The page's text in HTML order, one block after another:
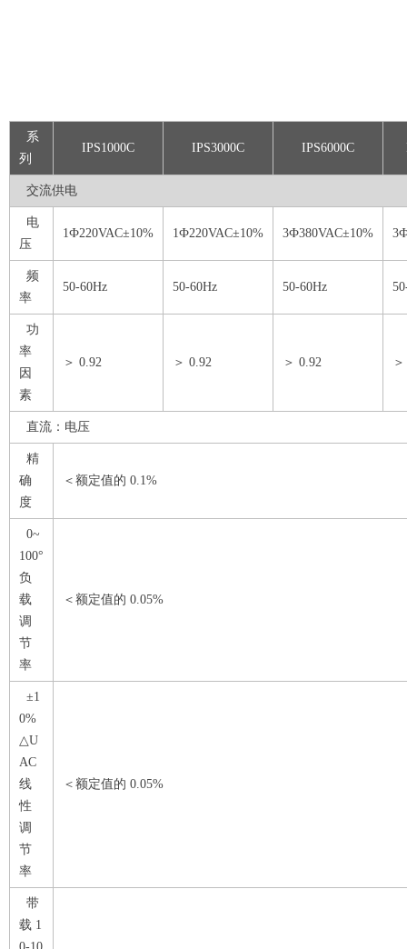
系
列
IPS1000C IPS3000C IPS6000C
交流供电
电
压
1Ф220VAC±10% 1Ф220VAC±10% 3Ф380VAC±10%
频
率
50-60Hz 50-60Hz 50-60Hz
功
率
因
素
＞ 0.92 ＞ 0.92 ＞ 0.92
直流：电压
精
确
度
＜额定值的 0.1%
0~
100°
负
载
调
节
率
＜额定值的 0.05%
±1
0%
△U
AC
线
性
调
节
率
＜额定值的 0.05%
带
载 1